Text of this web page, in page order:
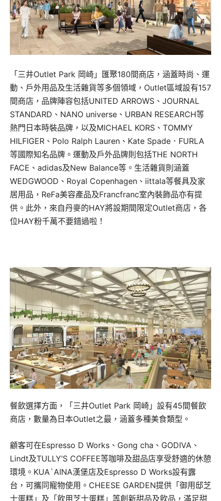
「三井Outlet Park 岡崎」匯聚180間商店，涵蓋時尚、運
動、戶外用品及生活雜貨等多個領域，Outlet區域設有157
間商店，品牌陣容包括UNITED ARROWS、JOURNAL
STANDARD、NANO universe、URBAN RESEARCH等
熱門日本時裝品牌，以及MICHAEL KORS、TOMMY
HILFIGER、Polo Ralph Lauren、Kate Spade．FURLA
等國際知名品牌。運動及戶外品牌則包括THE NORTH
FACE、adidas及New Balance等。生活雜貨則涵蓋
WEDGWOOD、Royal Copenhagen、iittala等餐具及家
居用品，ReFa美容產品及Francfranc室內裝飾品亦有提
供。此外，來自丹麥的HAY將設期間限定Outlet商店，各
位HAY粉千萬不要錯過啦！
餐飲選擇方面，「三井Outlet Park 岡崎」設有45間餐飲
商店，數量為日本Outlet之最，涵蓋多種美食類型。
顧客可在Espresso D Works、Gong cha、GODIVA、
Lindt及TULLY’S COFFEE等咖啡及甜品店享受舒適的休憩
環境。KUA`AINA漢堡店及Espresso D Works設有露
台，可攜同寵物使用。CHEESE GARDEN提供「御用邸芝
士蛋糕」及「飲用芝士蛋糕」等創新甜品及飲品，滿足甜